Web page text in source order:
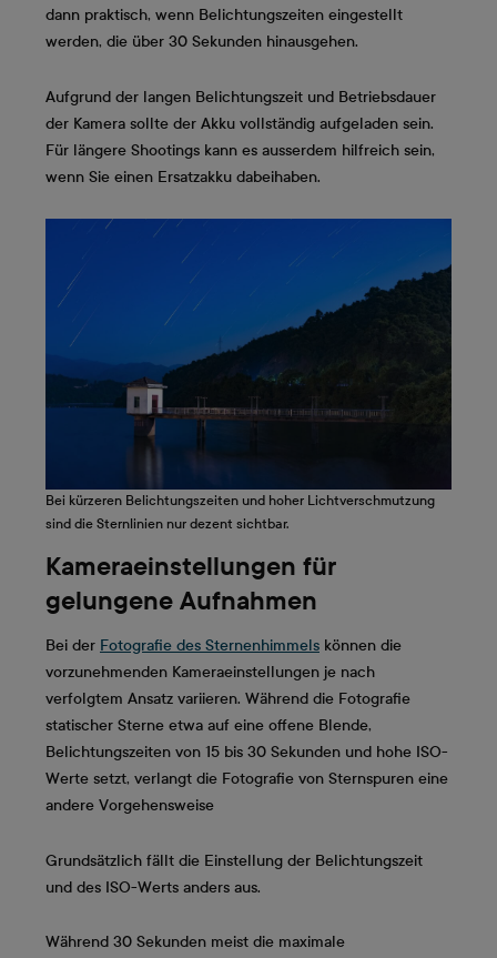
dann praktisch, wenn Belichtungszeiten eingestellt
werden, die über 30 Sekunden hinausgehen.
Aufgrund der langen Belichtungszeit und Betriebsdauer
der Kamera sollte der Akku vollständig aufgeladen sein.
Für längere Shootings kann es ausserdem hilfreich sein,
wenn Sie einen Ersatzakku dabeihaben.
Bei kürzeren Belichtungszeiten und hoher Lichtverschmutzung
sind die Sternlinien nur dezent sichtbar.
Kameraeinstellungen für
gelungene Aufnahmen
Bei der Fotografie des Sternenhimmels können die
vorzunehmenden Kameraeinstellungen je nach
verfolgtem Ansatz variieren. Während die Fotografie
statischer Sterne etwa auf eine offene Blende,
Belichtungszeiten von 15 bis 30 Sekunden und hohe ISO-
Werte setzt, verlangt die Fotografie von Sternspuren eine
andere Vorgehensweise
Grundsätzlich fällt die Einstellung der Belichtungszeit
und des ISO-Werts anders aus.
Während 30 Sekunden meist die maximale